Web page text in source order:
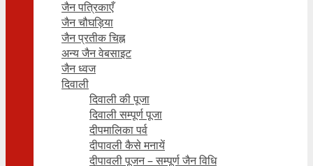
जैन पत्रिकाएँ
जैन चौघड़िया
जैन प्रतीक चिह्न
अन्य जैन वेबसाइट
जैन ध्वज
दिवाली
दिवाली की पूजा
दिवाली सम्पूर्ण पूजा
दीपमालिका पर्व
दीपावली कैसे मनायें
दीपावली पूजन – सम्पूर्ण जैन विधि